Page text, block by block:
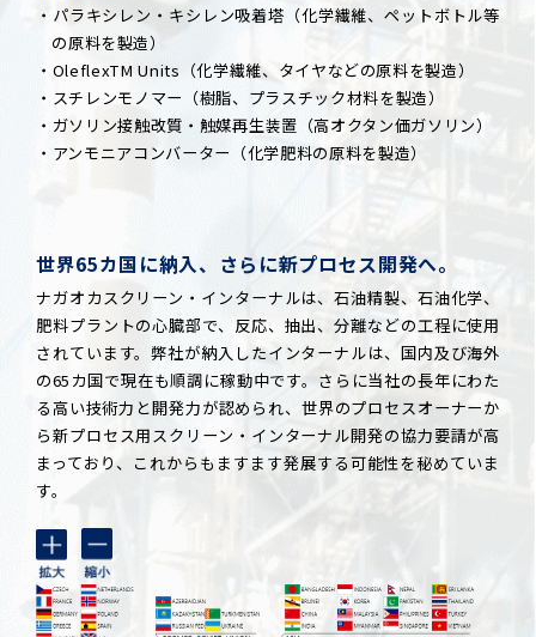
・パラキシレン・キシレン吸着塔（化学繊維、ペットボトル等
の原料を製造）
・OleflexTM Units（化学繊維、タイヤなどの原料を製造）
・スチレンモノマー（樹脂、プラスチック材料を製造）
・ガソリン接触改質・触媒再生装置（高オクタン価ガソリン）
・アンモニアコンバーター（化学肥料の原料を製造）
世界65カ国に納入、さらに新プロセス開発へ。
ナガオカスクリーン・インターナルは、石油精製、石油化学、
肥料プラントの心臓部で、反応、抽出、分離などの工程に使用
されています。弊社が納入したインターナルは、国内及び海外
の65カ国で現在も順調に稼動中です。さらに当社の長年にわた
る高い技術力と開発力が認められ、世界のプロセスオーナーか
ら新プロセス用スクリーン・インターナル開発の協力要請が高
まっており、これからもますます発展する可能性を秘めていま
す。